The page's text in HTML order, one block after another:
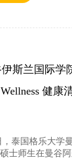
斯兰国际学
健康
，泰国格乐大学
士师生在曼谷